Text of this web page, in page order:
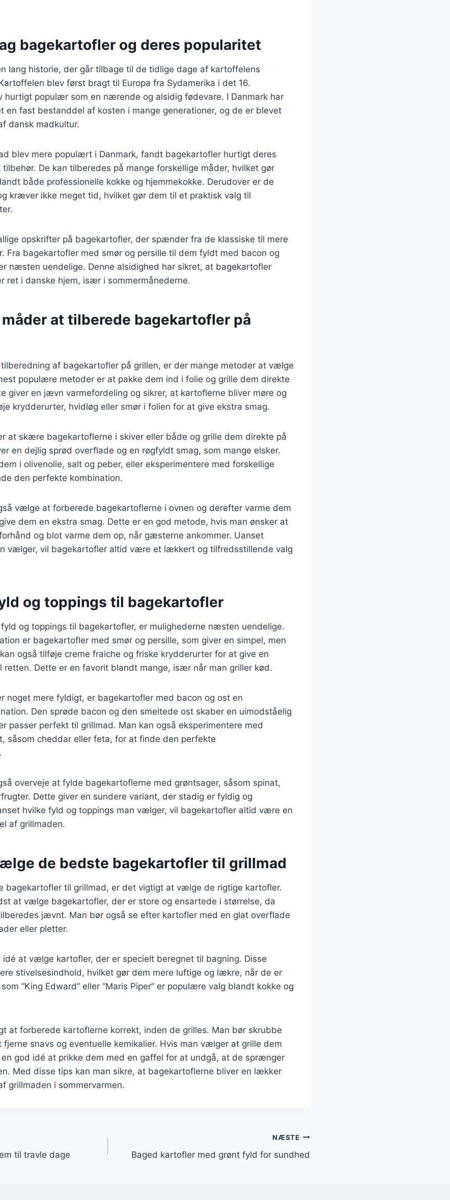
bagekartofler og deres popularitet
lang historie, der går tilbage til de tidlige dage af kartoffelens
blev først bragt til Europa fra Sydamerika i det 16.
hurtigt populær som en nærende og alsidig fødevare. I Danmark har
en fast bestanddel af kosten i mange generationer, og de er blevet
dansk madkultur.
blev mere populært i Danmark, fandt bagekartofler hurtigt deres
De kan tilberedes på mange forskellige måder, hvilket gør
både professionelle kokke og hjemmekokke. Derudover er de
kræver ikke meget tid, hvilket gør dem til et praktisk valg til
opskrifter på bagekartofler, der spænder fra de klassiske til mere
Fra bagekartofler med smør og persille til dem fyldt med bacon og
næsten uendelige. Denne alsidighed har sikret, at bagekartofler
ret i danske hjem, især i sommermånederne.
at tilberede bagekartofler på
af bagekartofler på grillen, er der mange metoder at vælge
populære metoder er at pakke dem ind i folie og grille dem direkte
giver en jævn varmefordeling og sikrer, at kartoflerne bliver møre og
krydderurter, hvidløg eller smør i folien for at give ekstra smag.
at skære bagekartoflerne i skiver eller både og grille dem direkte på
en dejlig sprød overflade og en røgfyldt smag, som mange elsker.
i olivenolie, salt og peber, eller eksperimentere med forskellige
den perfekte kombination.
vælge at forberede bagekartoflerne i ovnen og derefter varme dem
dem en ekstra smag. Dette er en god metode, hvis man ønsker at
og blot varme dem op, når gæsterne ankommer. Uanset
vælger, vil bagekartofler altid være et lækkert og tilfredsstillende valg
og toppings til bagekartofler
og toppings til bagekartofler, er mulighederne næsten uendelige.
er bagekartofler med smør og persille, som giver en simpel, men
også tilføje creme fraiche og friske krydderurter for at give en
retten. Dette er en favorit blandt mange, især når man griller kød.
noget mere fyldigt, er bagekartofler med bacon og ost en
Den sprøde bacon og den smeltede ost skaber en uimodståelig
passer perfekt til grillmad. Man kan også eksperimentere med
såsom cheddar eller feta, for at finde den perfekte
overveje at fylde bagekartoflerne med grøntsager, såsom spinat,
Dette giver en sundere variant, der stadig er fyldig og
hvilke fyld og toppings man vælger, vil bagekartofler altid være en
af grillmaden.
de bedste bagekartofler til grillmad
bagekartofler til grillmad, er det vigtigt at vælge de rigtige kartofler.
at vælge bagekartofler, der er store og ensartede i størrelse, da
jævnt. Man bør også se efter kartofler med en glat overflade
eller pletter.
idé at vælge kartofler, der er specielt beregnet til bagning. Disse
stivelsesindhold, hvilket gør dem mere luftige og lækre, når de er
“King Edward” eller “Maris Piper” er populære valg blandt kokke og
at forberede kartoflerne korrekt, inden de grilles. Man bør skrubbe
snavs og eventuelle kemikalier. Hvis man vælger at grille dem
god idé at prikke dem med en gaffel for at undgå, at de sprænger
Med disse tips kan man sikre, at bagekartoflerne bliver en lækker
grillmaden i sommervarmen.
til travle dage
NÆSTE
Baged kartofler med grønt fyld for sundhed